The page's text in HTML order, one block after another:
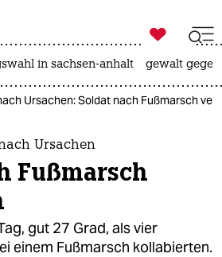
taz zahl ich
zahl ich

taz zahl ich
in sachsen-anhalt gewalt
Ursachen: Soldat nach Fußmarsch
Ursachen
Fußmarsch
gut 27 Grad, als vier
einem Fußmarsch kollabierten.